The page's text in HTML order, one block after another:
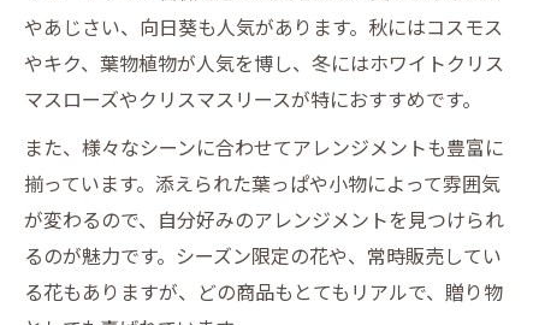
やあじさい、向日葵も人気があります。秋にはコスモス
やキク、葉物植物が人気を博し、冬にはホワイトクリス
マスローズやクリスマスリースが特におすすめです。
また、様々なシーンに合わせてアレンジメントも豊富に
揃っています。添えられた葉っぱや小物によって雰囲気
が変わるので、自分好みのアレンジメントを見つけられ
るのが魅力です。シーズン限定の花や、常時販売してい
る花もありますが、どの商品もとてもリアルで、贈り物